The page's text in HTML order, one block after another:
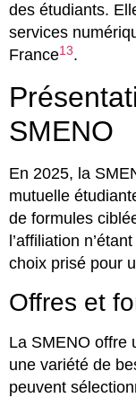
des étudiants.
services
France13.
SMENO
En 2025, la
mutuelle
de formules
l’affiliation
choix prisé pour
Offres et
La SMENO offre
une variété de
peuvent